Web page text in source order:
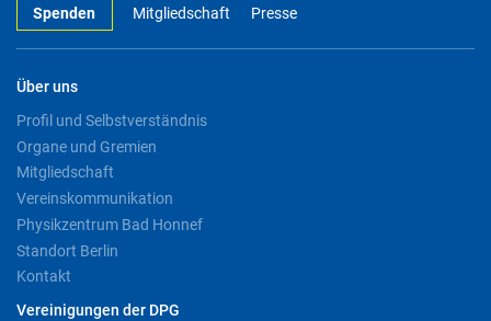
Spenden Mitgliedschaft Presse
Über uns
Profil und Selbstverständnis
Organe und Gremien
Mitgliedschaft
Vereinskommunikation
Physikzentrum Bad Honnef
Standort Berlin
Kontakt
Vereinigungen der DPG